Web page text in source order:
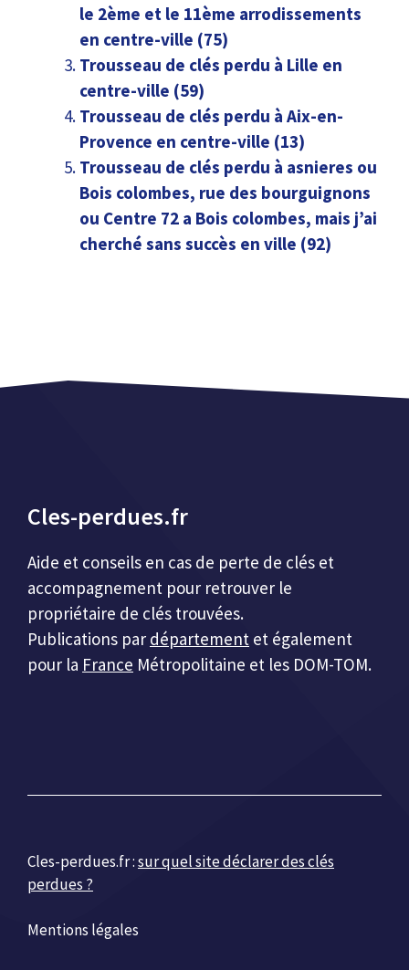
le 2ème et le 11ème arrodissements
en centre-ville (75)
Trousseau de clés perdu à Lille en
centre-ville (59)
Trousseau de clés perdu à Aix-en-
Provence en centre-ville (13)
Trousseau de clés perdu à asnieres ou
Bois colombes, rue des bourguignons
ou Centre 72 a Bois colombes, mais j’ai
cherché sans succès en ville (92)
Cles-perdues.fr
Aide et conseils en cas de perte de clés et
accompagnement pour retrouver le
propriétaire de clés trouvées.
Publications par département et également
pour la France Métropolitaine et les DOM-TOM.
Cles-perdues.fr :sur quel site déclarer des clés
perdues ?
Mentions légales